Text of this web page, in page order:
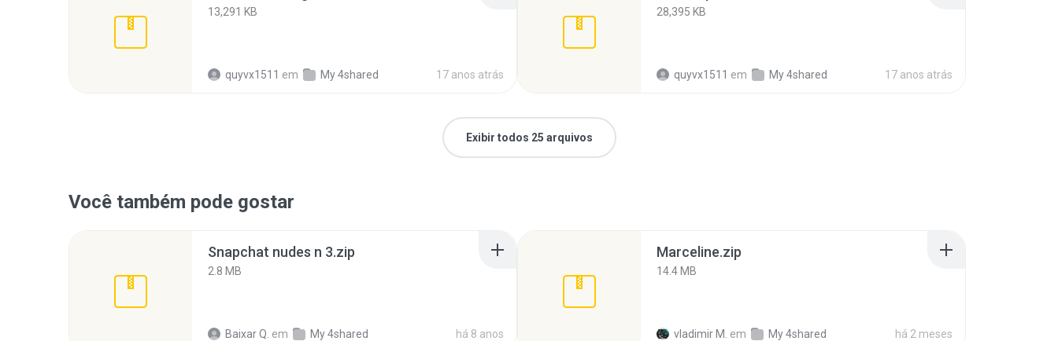
13,291 KB
quyvx1511 em My 4shared 17 anos atrás
28,395 KB
quyvx1511 em My 4shared 17 anos atrás
Exibir todos 25 arquivos
Você também pode gostar
Snapchat nudes n 3.zip
2.8 MB
Baixar Q. em My 4shared há 8 anos
Marceline.zip
14.4 MB
vladimir M. em My 4shared há 2 meses